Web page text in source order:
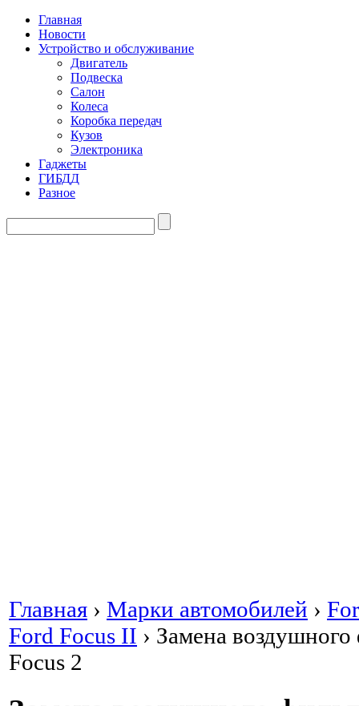
Главная
Новости
Устройство и обслуживание
Двигатель
Подвеска
Салон
Колеса
Коробка передач
Кузов
Электроника
Гаджеты
ГИБДД
Разное
Главная › Марки автомобилей ›
Ford Focus II › Замена
Focus 2